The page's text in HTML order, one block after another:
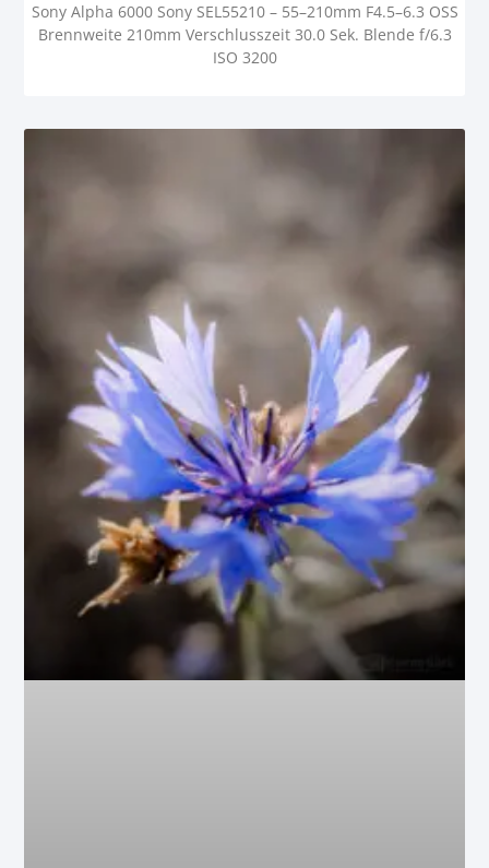
Sony Alpha 6000 Sony SEL55210 – 55–210mm F4.5–6.3 OSS
Brennweite 210mm Verschlusszeit 30.0 Sek. Blende f/6.3
ISO 3200